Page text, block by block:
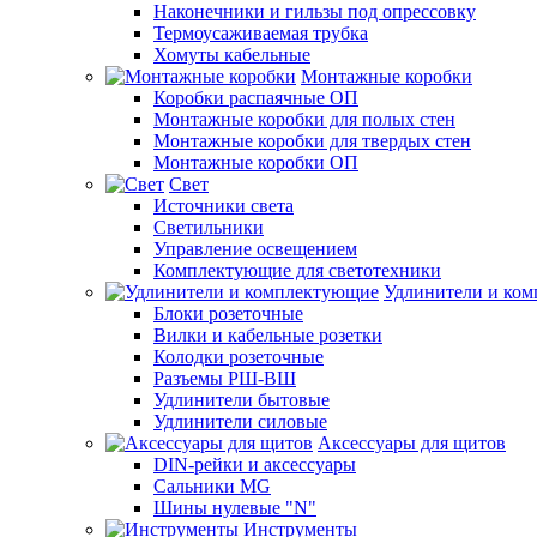
Наконечники и гильзы под опрессовку
Термоусаживаемая трубка
Хомуты кабельные
Монтажные коробки
Коробки распаячные ОП
Монтажные коробки для полых стен
Монтажные коробки для твердых стен
Монтажные коробки ОП
Свет
Источники света
Светильники
Управление освещением
Комплектующие для светотехники
Удлинители и
Блоки розеточные
Вилки и кабельные розетки
Колодки розеточные
Разъемы РШ-ВШ
Удлинители бытовые
Удлинители силовые
Аксессуары для щитов
DIN-рейки и аксессуары
Сальники MG
Шины нулевые "N"
Инструменты